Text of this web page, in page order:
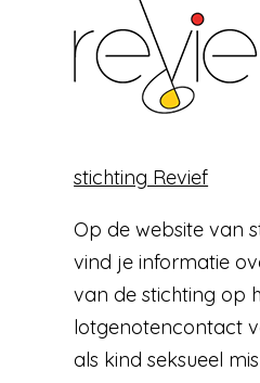
stichting Revief
Op de website van
vind je informatie
van de stichting op
lotgenotencontact
als kind seksueel